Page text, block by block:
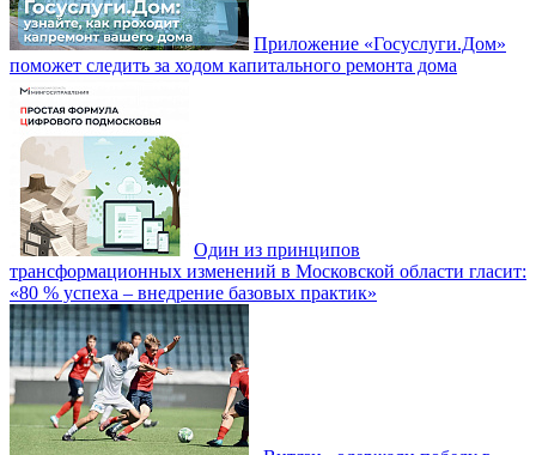
Приложение «Госуслуги.Дом»
поможет следить за ходом капитального ремонта дома
Один из принципов
трансформационных изменений в Московской области гласит:
«80 % успеха – внедрение базовых практик»